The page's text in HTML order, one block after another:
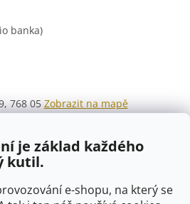
je základ každého
kutil.
e-shopu, na který se
banka)
768 05 Zobrazit na mapě